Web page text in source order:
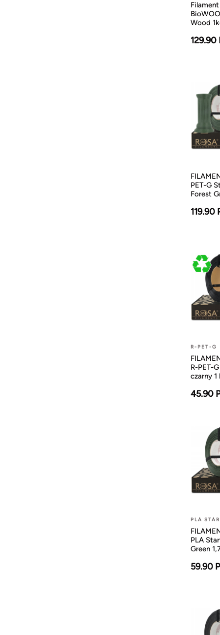
Filament
Wood
129.90
PET-G
Forest
119.90
R-PET-G
R-PET-
czarny 1
45.90
PLA
PLA
Green
59.90